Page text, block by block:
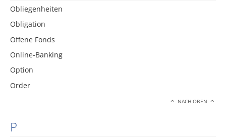
Obliegenheiten
Obligation
Offene Fonds
Online-Banking
Option
Order
NACH OBEN
P